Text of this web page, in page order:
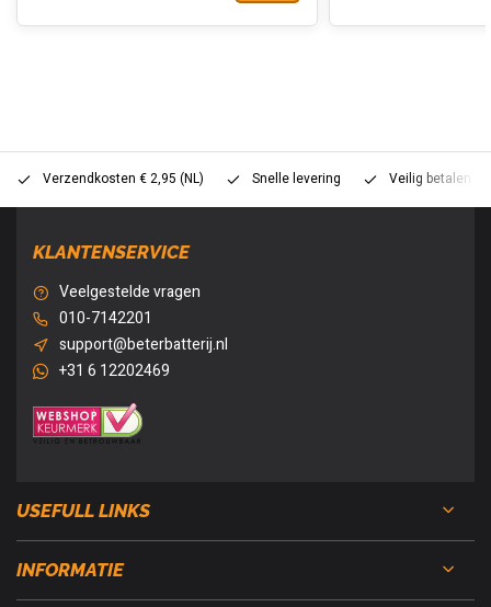
Verzendkosten € 2,95 (NL) Snelle levering Veilig betalen
KLANTENSERVICE
Veelgestelde vragen
010-7142201
support@beterbatterij.nl
+31 6 12202469
USEFULL LINKS
INFORMATIE